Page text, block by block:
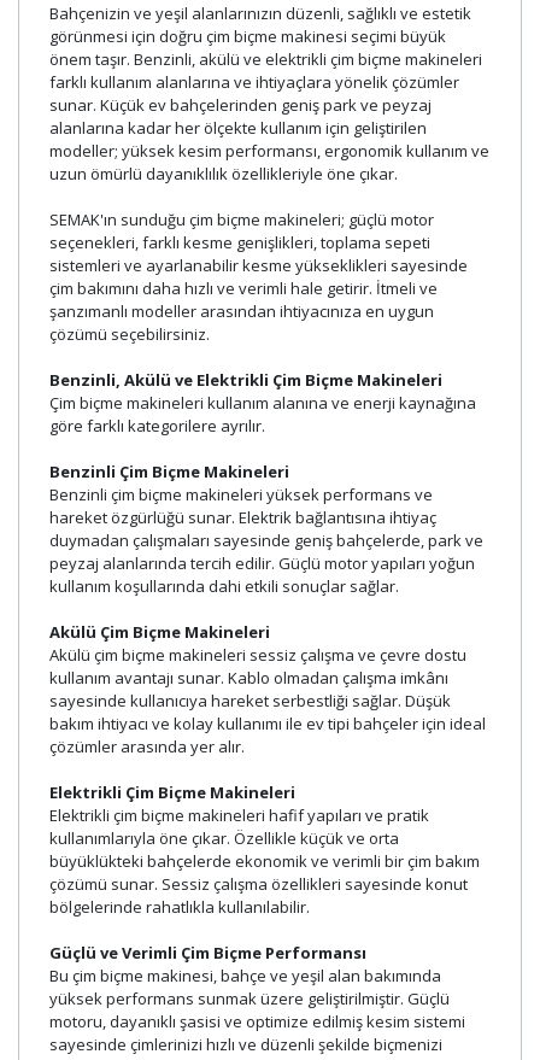
Bahçenizin ve yeşil alanlarınızın düzenli, sağlıklı ve estetik
görünmesi için doğru çim biçme makinesi seçimi büyük
önem taşır. Benzinli, akülü ve elektrikli çim biçme makineleri
farklı kullanım alanlarına ve ihtiyaçlara yönelik çözümler
sunar. Küçük ev bahçelerinden geniş park ve peyzaj
alanlarına kadar her ölçekte kullanım için geliştirilen
modeller; yüksek kesim performansı, ergonomik kullanım ve
uzun ömürlü dayanıklılık özellikleriyle öne çıkar.
SEMAK'ın sunduğu çim biçme makineleri; güçlü motor
seçenekleri, farklı kesme genişlikleri, toplama sepeti
sistemleri ve ayarlanabilir kesme yükseklikleri sayesinde
çim bakımını daha hızlı ve verimli hale getirir. İtmeli ve
şanzımanlı modeller arasından ihtiyacınıza en uygun
çözümü seçebilirsiniz.
Benzinli, Akülü ve Elektrikli Çim Biçme Makineleri
Çim biçme makineleri kullanım alanına ve enerji kaynağına
göre farklı kategorilere ayrılır.
Benzinli Çim Biçme Makineleri
Benzinli çim biçme makineleri yüksek performans ve
hareket özgürlüğü sunar. Elektrik bağlantısına ihtiyaç
duymadan çalışmaları sayesinde geniş bahçelerde, park ve
peyzaj alanlarında tercih edilir. Güçlü motor yapıları yoğun
kullanım koşullarında dahi etkili sonuçlar sağlar.
Akülü Çim Biçme Makineleri
Akülü çim biçme makineleri sessiz çalışma ve çevre dostu
kullanım avantajı sunar. Kablo olmadan çalışma imkânı
sayesinde kullanıcıya hareket serbestliği sağlar. Düşük
bakım ihtiyacı ve kolay kullanımı ile ev tipi bahçeler için ideal
çözümler arasında yer alır.
Elektrikli Çim Biçme Makineleri
Elektrikli çim biçme makineleri hafif yapıları ve pratik
kullanımlarıyla öne çıkar. Özellikle küçük ve orta
büyüklükteki bahçelerde ekonomik ve verimli bir çim bakım
çözümü sunar. Sessiz çalışma özellikleri sayesinde konut
bölgelerinde rahatlıkla kullanılabilir.
Güçlü ve Verimli Çim Biçme Performansı
Bu çim biçme makinesi, bahçe ve yeşil alan bakımında
yüksek performans sunmak üzere geliştirilmiştir. Güçlü
motoru, dayanıklı şasisi ve optimize edilmiş kesim sistemi
sayesinde çimlerinizi hızlı ve düzenli şekilde biçmenizi